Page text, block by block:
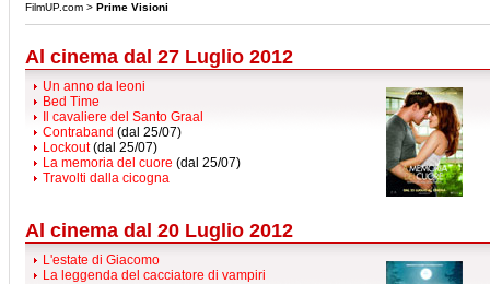
FilmUP.com > Prime Visioni
Al cinema dal 27 Luglio 2012
Un anno da leoni
Bed Time
Il cavaliere del Santo Graal
Contraband (dal 25/07)
Lockout(dal 25/07)
La memoria del cuore (dal 25/07)
Travolti dalla cicogna
Al cinema dal 20 Luglio 2012
L'estate di Giacomo
La leggenda del cacciatore di vampiri